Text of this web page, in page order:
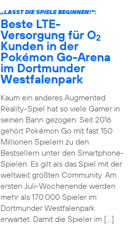
„LASST DIE SPIELE BEGINNEN!“:
Beste LTE-
Versorgung für O2
Kunden in der
Pokémon Go-Arena
im Dortmunder
Westfalenpark
Kaum ein anderes Augmented
Reality-Spiel hat so viele Gamer in
seinen Bann gezogen: Seit 2016
gehört Pokémon Go mit fast 150
Millionen Spielern zu den
Bestsellern unter den Smartphone-
Spielen. Es gilt als das Spiel mit der
weltweit größten Community. Am
ersten Juli-Wochenende werden
mehr als 170.000 Spieler im
Dortmunder Westfalenpark
erwartet. Damit die Spieler im […]